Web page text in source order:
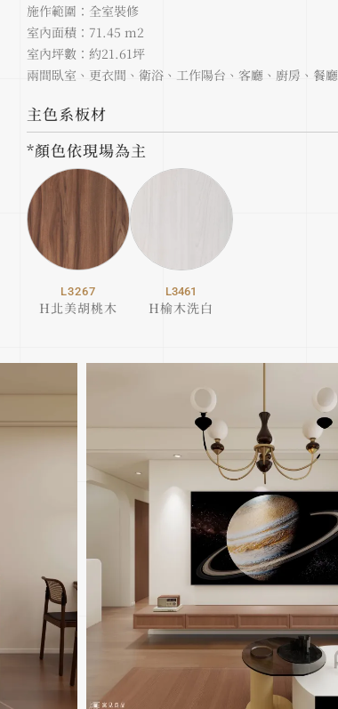
施作範圍：全室裝修
室內面積：71.45 m2
室內坪數：約21.61坪
兩間臥室、更衣間、衛浴、工作陽台、客廳、廚房、餐廳
主色系板材
*顏色依現場為主
L3267
H北美胡桃木
L3461
H榆木洗白